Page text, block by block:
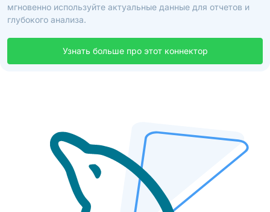
мгновенно используйте актуальные данные для отчетов и
глубокого анализа.
Узнать больше про этот коннектор